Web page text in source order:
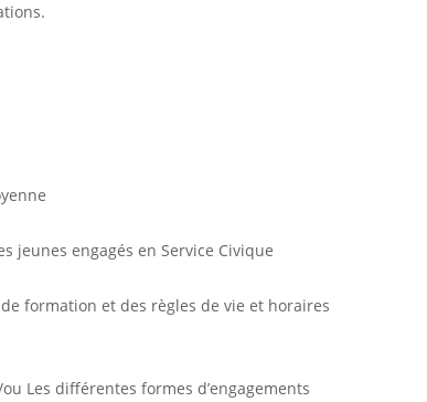
jeunes engagés en Service Civique
formation et des règles de vie et horaires
Les différentes formes d’engagements